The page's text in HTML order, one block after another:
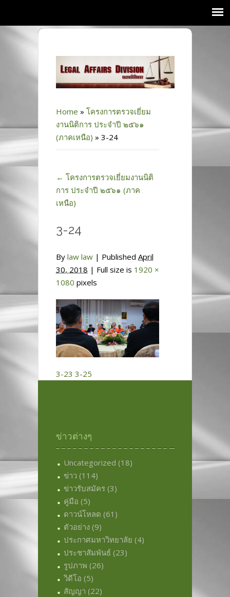
Home » โครงการตรวจเยี่ยม
งานนิติการ ประจำปี ๒๕๖๑
(ภาคเหนือ) » 3-24
← โครงการตรวจเยี่ยมงานนิติ
การ ประจำปี ๒๕๖๑ (ภาค
เหนือ)
3-24
By law law | Published April
30, 2018 | Full size is 1920 ×
1080 pixels
3-23 3-25
ข่าวต่างๆ
Uncategorized (18)
ข่าว (114)
ข่าวรับสมัคร (3)
คู่มือ (5)
ดาวน์โหลด (61)
ตัวอย่าง (9)
ประกาศมหาวิทยาลัย (4)
ประชาสัมพันธ์ (23)
รูปภาพ (26)
วิดีโอ (5)
สัญญา (22)